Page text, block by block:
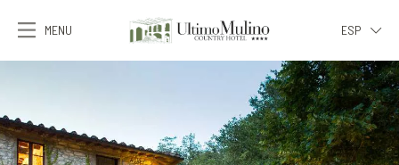
MENU
ESP
ENG
FRA
DEU
ESP